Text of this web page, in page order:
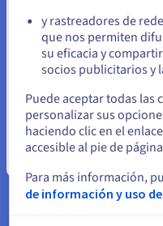
Arquitectura
disponibilidad
Permanezca en el
y rastreadores de
que nos permiten
su eficacia y
socios publicitarios y
Puede aceptar todas las
personalizar sus
haciendo clic en el
accesible al pie de
Para más información,
de información y uso